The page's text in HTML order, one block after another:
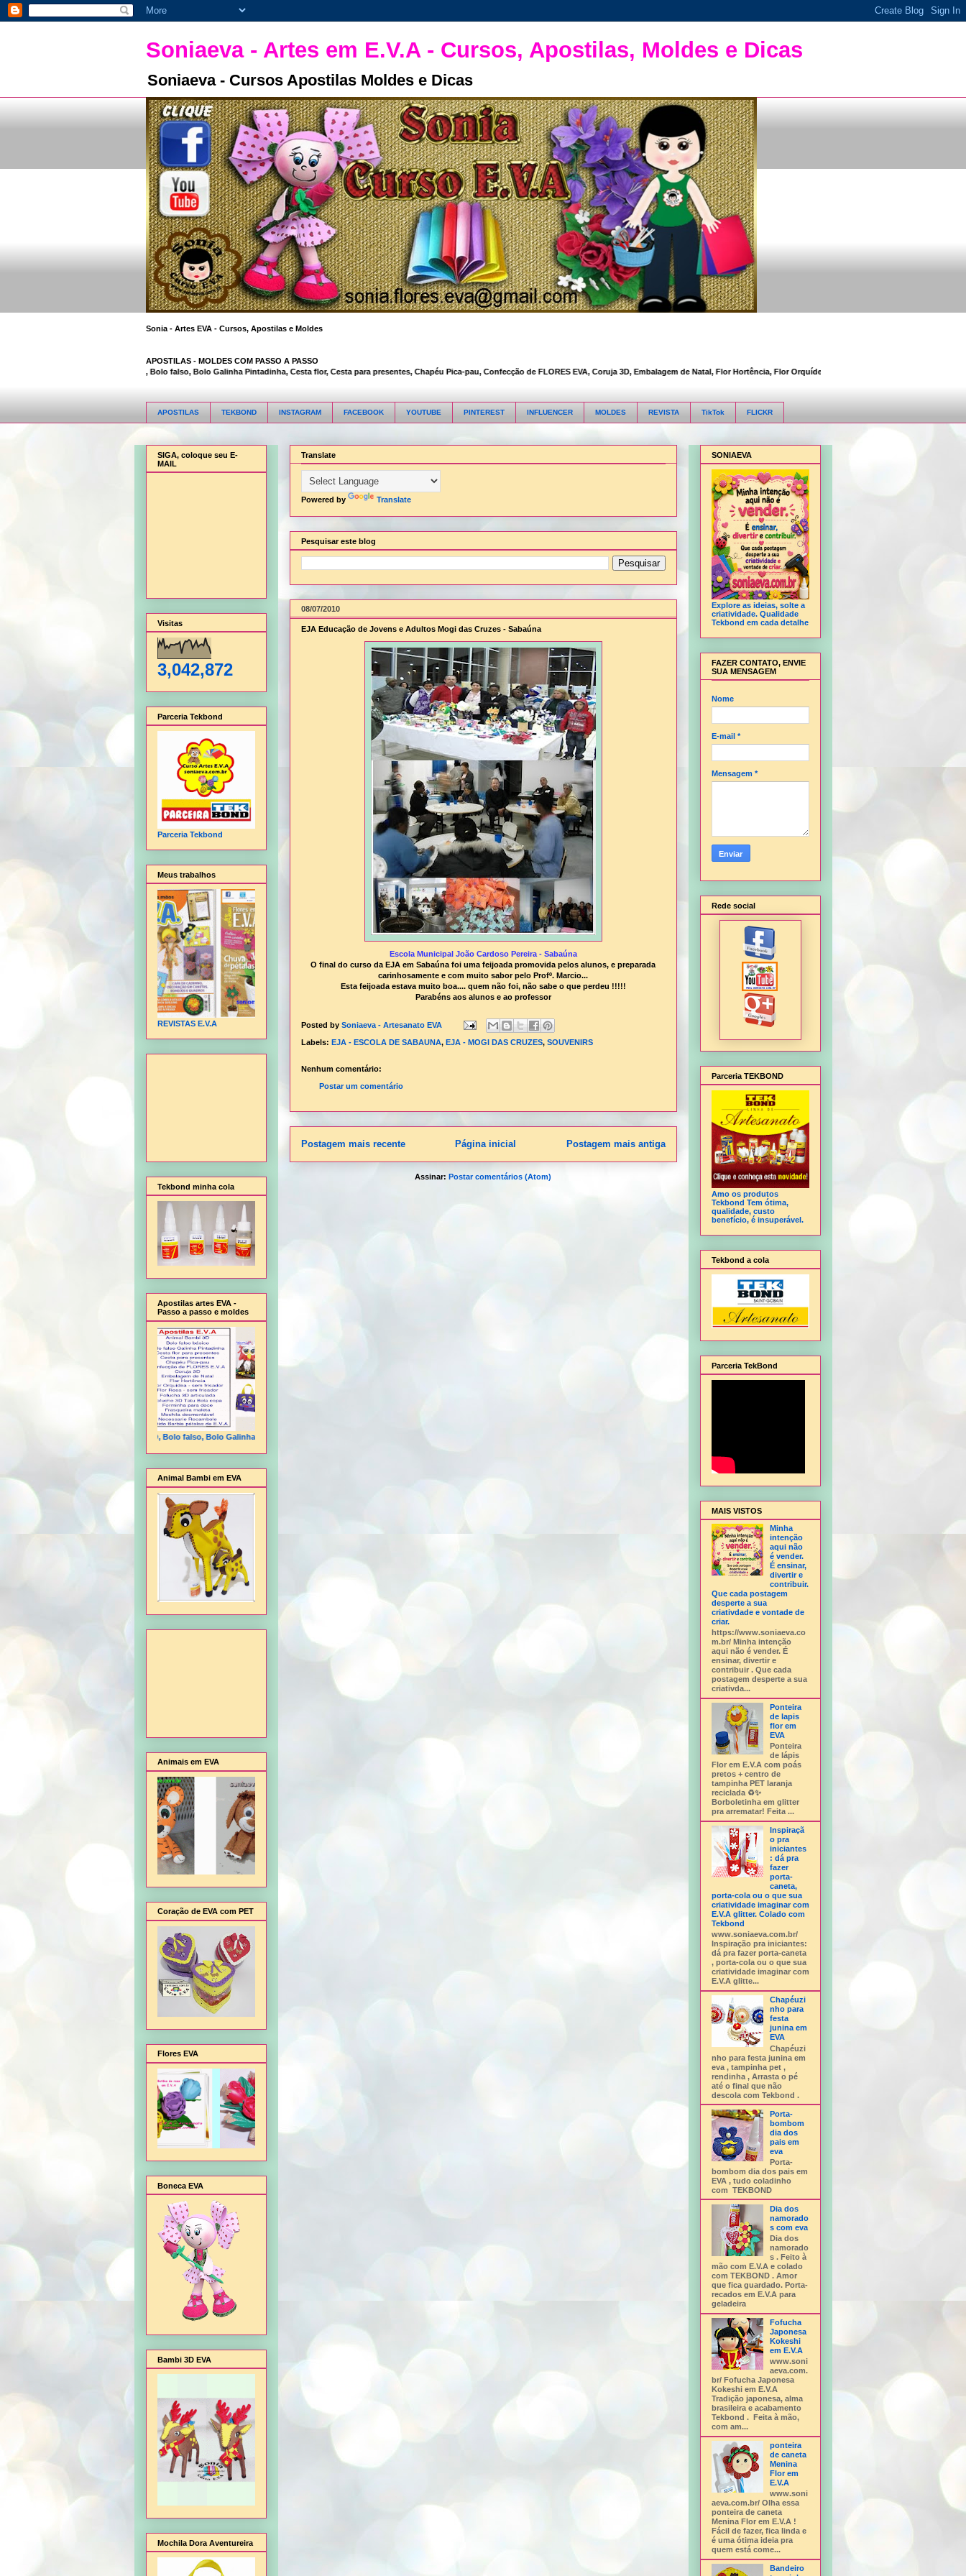
Soniaeva - Artes em E.V.A - Cursos, Apostilas, Moldes e Dicas
Soniaeva - Cursos Apostilas Moldes e Dicas
Sonia - Artes EVA - Cursos, Apostilas e Moldes
APOSTILAS - MOLDES COM PASSO A PASSO
Animal Bambi 3D, Bolo falso, Bolo Galinha Pintadinha, Cesta flor, Cesta para presentes, Chapéu Pica-pau, Confecção de FLORES EVA, Coruja 3D, Embalagem de Natal, Flor Hortência, Flor Orquídea, Flor Rosa, Fofucha 3D articulada,
APOSTILAS TEKBOND INSTAGRAM FACEBOOK YOUTUBE PINTEREST INFLUENCER MOLDES REVISTA TikTok FLICKR
Translate
Powered by Translate
Pesquisar este blog
08/07/2010
EJA Educação de Jovens e Adultos Mogi das Cruzes - Sabaúna
Escola Municipal João Cardoso Pereira - Sabaúna
O final do curso da EJA em Sabaúna foi uma feijoada promovida pelos alunos, e preparada
carinhosamente e com muito sabor pelo Profº. Marcio...
Esta feijoada estava muito boa.... quem não foi, não sabe o que perdeu !!!!!
Parabéns aos alunos e ao professor
Posted by Soniaeva - Artesanato EVA
Labels: EJA - ESCOLA DE SABAUNA, EJA - MOGI DAS CRUZES, SOUVENIRS
Nenhum comentário:
Postar um comentário
Postagem mais recente Postagem mais antiga
Página inicial
Assinar: Postar comentários (Atom)
SIGA, coloque seu E-
MAIL
Visitas
3,042,872
Parceria Tekbond
Parceria Tekbond
Meus trabalhos
REVISTAS E.V.A
Tekbond minha cola
Apostilas artes EVA -
Passo a passo e moldes
Animal Bambi 3D, Bolo falso, Bolo Galinha Pintadinha, Cesta flor, Cesta para presentes, Chapéu Pica-pau, Confecção de FLORES E.V.A, Coruja 3D, Embalagem de Natal, Flor Hortência, Flor Orquídea - sem frisador, Flor Rosa - sem
Animal Bambi em EVA
Animais em EVA
Coração de EVA com PET
Flores EVA
Boneca EVA
Bambi 3D EVA
Mochila Dora Aventureira
SONIAEVA
Explore as ideias, solte a
criatividade. Qualidade
Tekbond em cada detalhe
FAZER CONTATO, ENVIE
SUA MENSAGEM
Nome
E-mail *
Mensagem *
Rede social
Parceria TEKBOND
Amo os produtos
Tekbond Tem ótima,
qualidade, custo
benefício, é insuperável.
Tekbond a cola
Parceria TekBond
MAIS VISTOS
Minha
intenção
aqui não
é vender.
É ensinar,
divertir e
contribuir.
Que cada postagem
desperte a sua
criativdade e vontade de
criar.
https://www.soniaeva.co
m.br/ Minha intenção
aqui não é vender. É
ensinar, divertir e
contribuir . Que cada
postagem desperte a sua
criativda...
Ponteira
de lapis
flor em
EVA
Ponteira
de lápis
Flor em E.V.A com poás
pretos + centro de
tampinha PET laranja
reciclada ♻️✨
Borboletinha em glitter
pra arrematar! Feita ...
Inspiraçã
o pra
iniciantes
: dá pra
fazer
porta-
caneta,
porta-cola ou o que sua
criatividade imaginar com
E.V.A glitter. Colado com
Tekbond
www.soniaeva.com.br/
Inspiração pra iniciantes:
dá pra fazer porta-caneta
, porta-cola ou o que sua
criatividade imaginar com
E.V.A glitte...
Chapéuzi
nho para
festa
junina em
EVA
Chapéuzi
nho para festa junina em
eva , tampinha pet ,
rendinha , Arrasta o pé
até o final que não
descola com Tekbond .
Porta-
bombom
dia dos
pais em
eva
Porta-
bombom dia dos pais em
EVA , tudo coladinho
com TEKBOND
Dia dos
namorado
s com eva
Dia dos
namorado
s . Feito à
mão com E.V.A e colado
com TEKBOND . Amor
que fica guardado. Porta-
recados em E.V.A para
geladeira
Fofucha
Japonesa
Kokeshi
em E.V.A
www.soni
aeva.com.
br/ Fofucha Japonesa
Kokeshi em E.V.A
Tradição japonesa, alma
brasileira e acabamento
Tekbond . Feita à mão,
com am...
ponteira
de caneta
Menina
Flor em
E.V.A
www.soni
aeva.com.br/ Olha essa
ponteira de caneta
Menina Flor em E.V.A !
Fácil de fazer, fica linda e
é uma ótima ideia pra
quem está come...
Bandeiro